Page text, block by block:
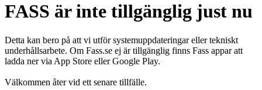
FASS är inte tillgänglig just nu
Detta kan bero på att vi utför systemuppdateringar eller tekniskt
underhållsarbete. Om Fass.se ej är tillgänglig finns Fass appar att
ladda ner via App Store eller Google Play.
Välkommen åter vid ett senare tillfälle.